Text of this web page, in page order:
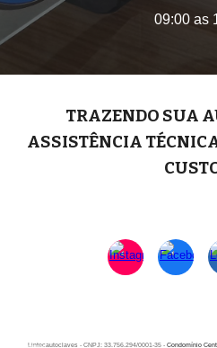
09:00 as
TRAZENDO SUA
ASSISTÊNCIA
C
Lintecautoclaves - CNPJ: 33.756.294/0001-35 - Condomínio